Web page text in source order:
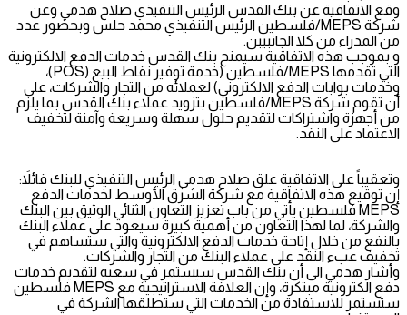
وقع الاتفاقية عن بنك القدس الرئيس التنفيذي صلاح هدمي وعن
شركة MEPS/فلسطين الرئيس التنفيذي محمد حلس وبحضور عدد
من المدراء من كلا الجانبيبن.
و بموجب هذه الاتفاقية سيمنح بنك القدس خدمات الدفع الالكترونية
التي تقدمها MEPS/فلسطين (خدمة توفير نقاط البيع (POS)،
وخدمات بوابات الدفع الالكتروني) لعملائه من التجار والشركات، على
أن تقوم شركة MEPS/فلسطين بتزويد عملاء بنك القدس بما يلزم
من أجهزة واشتراكات لتقديم حلول سهلة وسريعة وآمنة لتخفيف
الاعتماد على النقد.
وتعقيباً على الاتفاقية علق صلاح هدمي الرئيس التنفيذي للبنك قائلاَ:
إن توقيع هذه الاتفاقية مع شركة الشرق الأوسط لخدمات الدفع
MEPS فلسطين يأتي من باب تعزيز التعاون الثنائي الوثيق بين البنك
والشركة، لما لهذا التعاون من أهمية كبيرة سيعود على عملاء البنك
بالنفع من خلال إتاحة خدمات الدفع الالكترونية والتي ستساهم في
تخفيف عبء النقد على عملاء البنك من التجار والشركات.
وأشار هدمي الى أن بنك القدس سيستمر في سعيه لتقديم خدمات
دفع الكترونية مبتكرة، وإن العلاقة الاستراتيجية مع MEPS فلسطين
ستستمر للاستفادة من الخدمات التي ستطلقها الشركة في